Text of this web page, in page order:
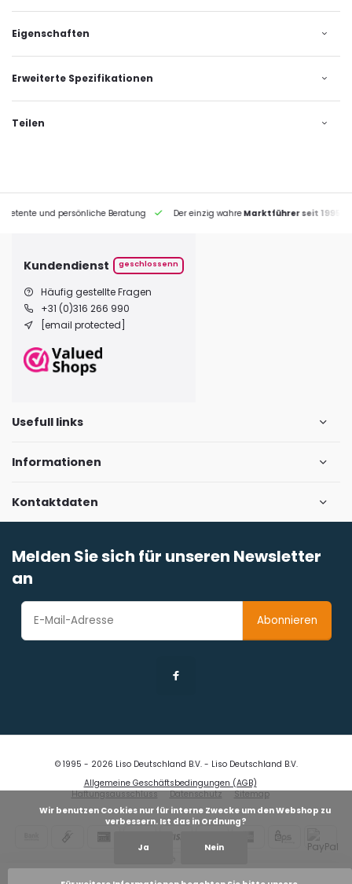
Eigenschaften
Erweiterte Spezifikationen
Teilen
und persönliche Beratung Der einzig wahreMarktführer seit 1995
Kundendienst geschlossenn
Häufig gestellte Fragen
+31 (0)316 266 990
[email protected]
Usefull links
Informationen
Kontaktdaten
Melden Sie sich für unseren Newsletter
an
Abonnieren
Allgemeine Geschäftsbedingungen (AGB)
Haftungsausschluss
Datenschutz Sitemap
© 1995 - 2026 Liso Deutschland B.V. - Liso Deutschland B.V.
verbessern. Ist das in Ordnung?
Ja Nein